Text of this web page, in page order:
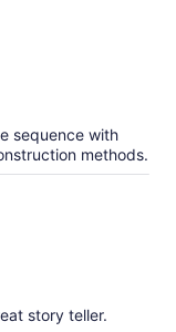
sequence with
methods.
story teller.